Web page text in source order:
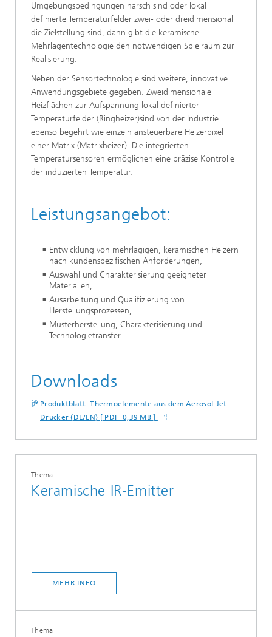
Umgebungsbedingungen harsch sind oder lokal
definierte Temperaturfelder zwei- oder dreidimensional
die Zielstellung sind, dann gibt die keramische
Mehrlagentechnologie den notwendigen Spielraum zur
Realisierung.
Neben der Sensortechnologie sind weitere, innovative
Anwendungsgebiete gegeben. Zweidimensionale
Heizflächen zur Aufspannung lokal definierter
Temperaturfelder (Ringheizer)sind von der Industrie
ebenso begehrt wie einzeln ansteuerbare Heizerpixel
einer Matrix (Matrixheizer). Die integrierten
Temperatursensoren ermöglichen eine präzise Kontrolle
der induzierten Temperatur.
Leistungsangebot:
Entwicklung von mehrlagigen, keramischen Heizern
nach kundenspezifischen Anforderungen,
Auswahl und Charakterisierung geeigneter
Materialien,
Ausarbeitung und Qualifizierung von
Herstellungsprozessen,
Musterherstellung, Charakterisierung und
Technologietransfer.
Downloads
Produktblatt: Thermoelemente aus dem Aerosol-Jet-
Drucker (DE/EN) [ PDF 0,39 MB ]
Thema
Keramische IR-Emitter
MEHR INFO
Thema